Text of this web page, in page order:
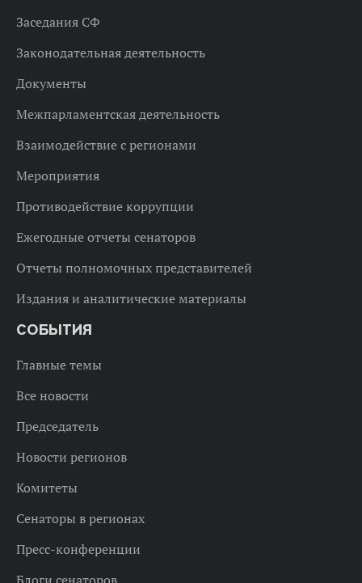
Заседания СФ
Законодательная деятельность
Документы
Межпарламентская деятельность
Взаимодействие с регионами
Мероприятия
Противодействие коррупции
Ежегодные отчеты сенаторов
Отчеты полномочных представителей
Издания и аналитические материалы
СОБЫТИЯ
Главные темы
Все новости
Председатель
Новости регионов
Комитеты
Сенаторы в регионах
Пресс-конференции
Блоги сенаторов